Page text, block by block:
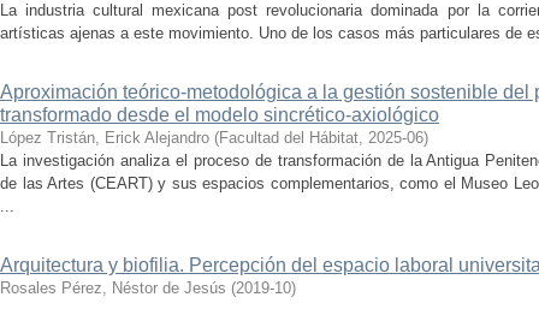
La industria cultural mexicana post revolucionaria dominada por la
artísticas ajenas a este movimiento. Uno de los casos más particulares de
Aproximación teórico-metodológica a la gestión sostenible del
transformado desde el modelo sincrético-axiológico
López Tristán, Erick Alejandro (Facultad del Hábitat, 2025-06)
La investigación analiza el proceso de transformación de la Antigua
de las Artes (CEART) y sus espacios complementarios, como el Museo
...
Arquitectura y biofilia. Percepción del espacio laboral
Rosales Pérez, Néstor de Jesús (2019-10)